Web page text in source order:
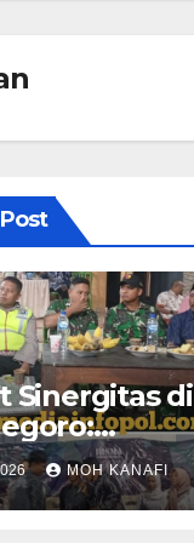
Sinergitas di
Hadir
Sekat,
MOH KANAFI